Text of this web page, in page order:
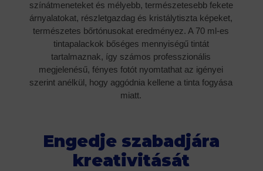
színátmeneteket és mélyebb, természetesebb fekete
árnyalatokat, részletgazdag és kristálytiszta képeket,
természetes bőrtónusokat eredményez. A 70 ml-es
tintapalackok bőséges mennyiségű tintát
tartalmaznak, így számos professzionális
megjelenésű, fényes fotót nyomtathat az igényei
szerint anélkül, hogy aggódnia kellene a tinta fogyása
miatt.
Engedje szabadjára
kreativitását